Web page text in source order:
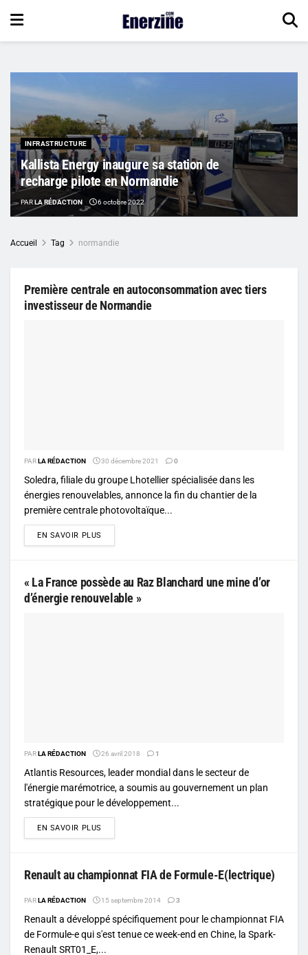
INFRASTRUCTURE
Kallista Energy inaugure sa station de
recharge pilote en Normandie
PARLA RÉDACTION 6 octobre 2022
Accueil Tag normandie
Première centrale en autoconsommation avec tiers
investisseur de Normandie
PARLA RÉDACTION 30 décembre 2021 0
Soledra, filiale du groupe Lhotellier spécialisée dans les
énergies renouvelables, annonce la fin du chantier de la
première centrale photovoltaïque...
EN SAVOIR PLUS
« La France possède au Raz Blanchard une mine d’or
d’énergie renouvelable »
PARLA RÉDACTION 26 avril 2018 1
Atlantis Resources, leader mondial dans le secteur de
l'énergie marémotrice, a soumis au gouvernement un plan
stratégique pour le développement...
EN SAVOIR PLUS
Renault au championnat FIA de Formule-E(lectrique)
PARLA RÉDACTION 15 septembre 2014 3
Renault a développé spécifiquement pour le championnat FIA
de Formule-e qui s'est tenue ce week-end en Chine, la Spark-
Renault SRT01_E,...